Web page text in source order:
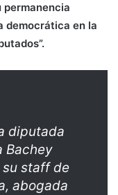
permanencia
democrática en la
diputada
Bachey
staff de
abogada